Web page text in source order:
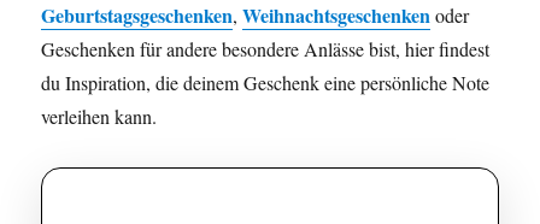
Geburtstagsgeschenken,Weihnachtsgeschenkenoder
Geschenken für andere besondere Anlässe bist, hier findest
du Inspiration, die deinem Geschenk eine persönliche Note
verleihen kann.